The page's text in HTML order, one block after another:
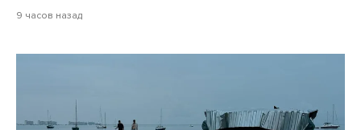
9 часов назад